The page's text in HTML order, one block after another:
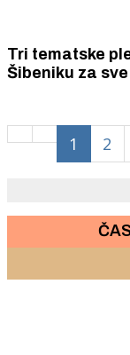
Tri tematske
Šibeniku za
1 2